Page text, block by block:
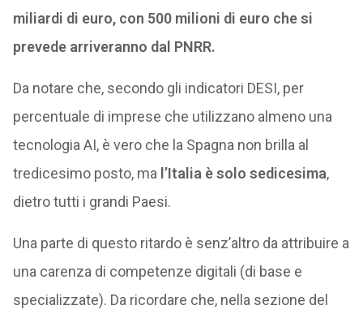
miliardi di euro, con 500 milioni di euro che si
prevede arriveranno dal PNRR.
Da notare che, secondo gli indicatori DESI, per
percentuale di imprese che utilizzano almeno una
tecnologia AI, è vero che la Spagna non brilla al
tredicesimo posto, mal’Italia è solo sedicesima,
dietro tutti i grandi Paesi.
Una parte di questo ritardo è senz’altro da attribuire a
una carenza di competenze digitali (di base e
specializzate). Da ricordare che, nella sezione del